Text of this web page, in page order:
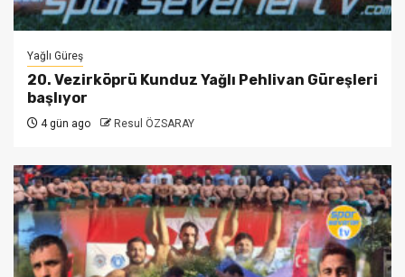
Yağlı Güreş
20. Vezirköprü Kunduz Yağlı Pehlivan Güreşleri
başlıyor
4 gün ago Resul ÖZSARAY